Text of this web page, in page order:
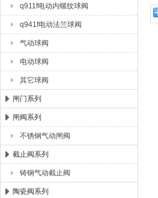
q911f电动内螺纹球阀
q941f电动法兰球阀
气动球阀
电动球阀
其它球阀
闸门系列
闸阀系列
不锈钢气动闸阀
截止阀系列
铸钢气动截止阀
陶瓷阀系列